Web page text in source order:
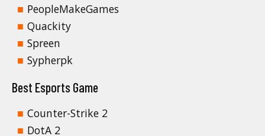
PeopleMakeGames
Quackity
Spreen
Sypherpk
Best Esports Game
Counter-Strike 2
DotA 2